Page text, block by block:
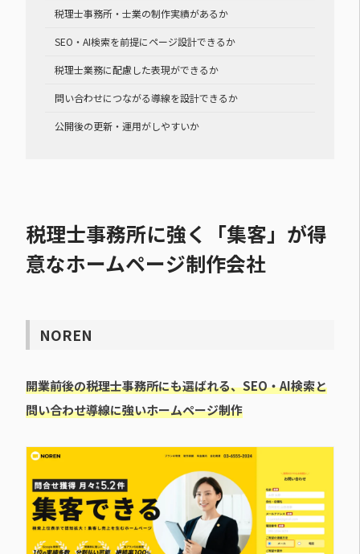
税理士事務所・士業の制作実績があるか
SEO・AI検索を前提にページ設計できるか
税理士業務に配慮した表現ができるか
問い合わせにつながる導線を設計できるか
公開後の更新・運用がしやすいか
税理士事務所に強く「集客」が得
意なホームページ制作会社
NOREN
開業前後の税理士事務所にも選ばれる、SEO・AI検索と
問い合わせ導線に強いホームページ制作